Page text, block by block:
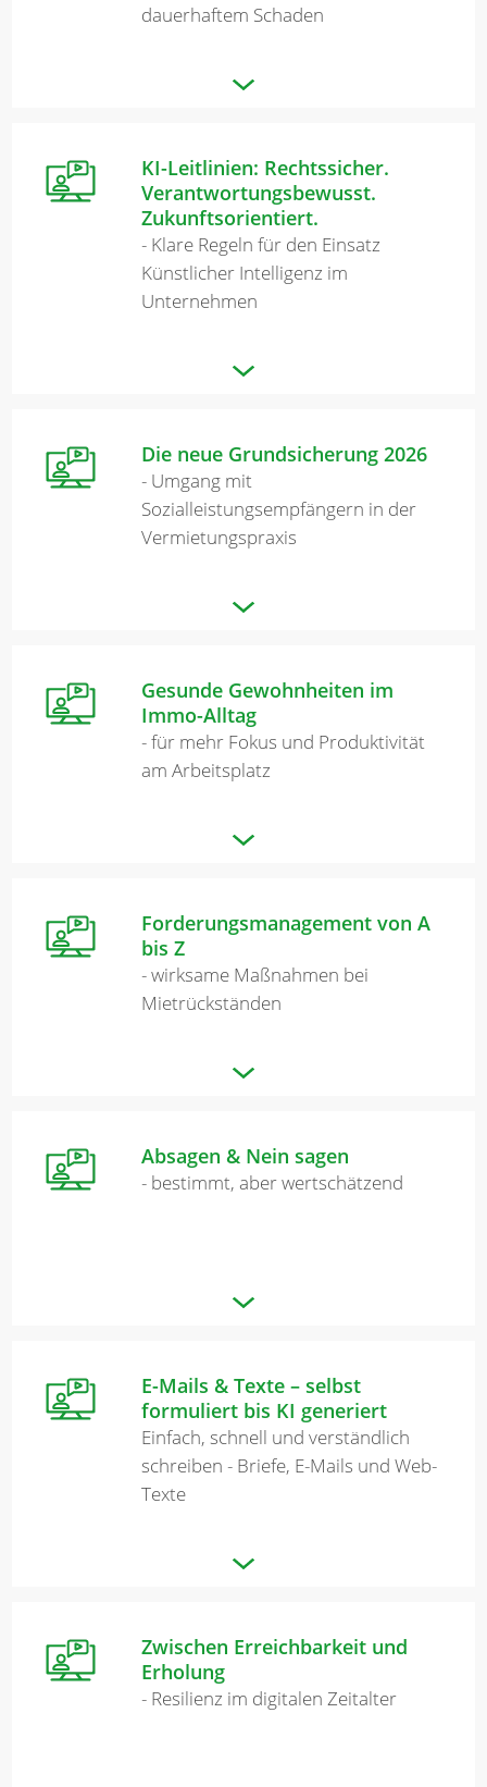
dauerhaftem Schaden
KI-Leitlinien: Rechtssicher.
Verantwortungsbewusst.
Zukunftsorientiert.
- Klare Regeln für den Einsatz
Künstlicher Intelligenz im
Unternehmen
Die neue Grundsicherung 2026
- Umgang mit
Sozialleistungsempfängern in der
Vermietungspraxis
Gesunde Gewohnheiten im
Immo-Alltag
- für mehr Fokus und Produktivität
am Arbeitsplatz
Forderungsmanagement von A
bis Z
- wirksame Maßnahmen bei
Mietrückständen
Absagen & Nein sagen
- bestimmt, aber wertschätzend
E-Mails & Texte – selbst
formuliert bis KI generiert
Einfach, schnell und verständlich
schreiben - Briefe, E-Mails und Web-
Texte
Zwischen Erreichbarkeit und
Erholung
- Resilienz im digitalen Zeitalter